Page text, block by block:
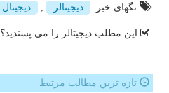
تگهای خبر: دیجیتالر دیجیتال
این مطلب دیجیتالر را می پسندید؟
تازه ترین مطالب مرتبط